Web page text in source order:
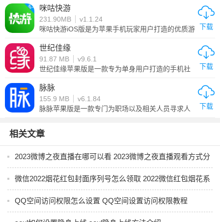
Snapchat最新版软件还支持用户分享各种生活乐
趣，内置专业的特效相机服务，可以随手制作短视
频分享到平台上，非常好玩。
跃着来自各地的网友用户，通过使用软件可以帮助
用户结识更多有趣的朋友，可以在软件直接添加好
友进行语音聊天，还能够在软件上体验唱歌、游戏
语音开黑等有趣内容，感兴趣的朋友可以下载双鱼
咪咕快游
231.90MB
v1.1.24
咪咕快游iOS版是为苹果手机玩家用户打造的优质游
戏专区，能在对应专区下面畅快发帖发言聊天，社
区这里活跃有很多玩家网友，使用软件能结识到更
多有趣朋友，轻松找到同好组织来加入聊天，甚至
是邀请来一起开黑玩游戏，咪咕快游最新版软件提
里面还有各种游戏的更新情报、活动资讯内容，下
载安装软件就能第一时间获取到信息，可以更好地
安排游戏游玩计划，而且软件平台有很多玩家用户
贡献游戏攻略，图文攻略、视频攻略类型的都有，
找看看吧，也可以发布求助帖子，会有很多人活跃
帮忙的。
下载
世纪佳缘
91.87 MB
v9.6.1
世纪佳缘苹果版是一款专为单身用户打造的手机社
筛选出匹配度高的对象，总会找到你喜欢的类型，
发现那个心仪的对象。一键查看对方的个人信息，
深入了解日常生活，不容错过有趣的动态。多种聊
天方式自由选择，满足了你的需求，海量话题实时
另一半，欢迎有需要的朋友下载世纪佳缘最新版。
下载
脉脉
155.9 MB
v6.1.84
脉脉苹果版是一款专门为职场以及相关人员寻求人
有来自各大企业的高层用户注册入驻，超多的行业
圈子、话题参与，不仅能够加入其中学习更多的知
识，也能够在这里精准找到自己的客户，一起合
作，同时在这里也能够迅速掌握行业的实时动态，
下载
相关文章
2023微博之夜直播在哪可以看 2023微博之夜直播观看方式分
享 微信2022烟花红包封面序列号怎么领取 2022微信红包烟花系
列封面领取教程
QQ空间访问权限怎么设置 QQ空间设置访问权限教程